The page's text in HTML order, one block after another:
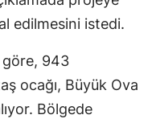
edilmesini istedi.
göre, 943
ocağı, Büyük Ova
Bölgede